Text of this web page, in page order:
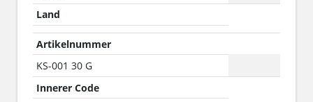
Land
Artikelnummer
KS-001 30 G
Innerer Code